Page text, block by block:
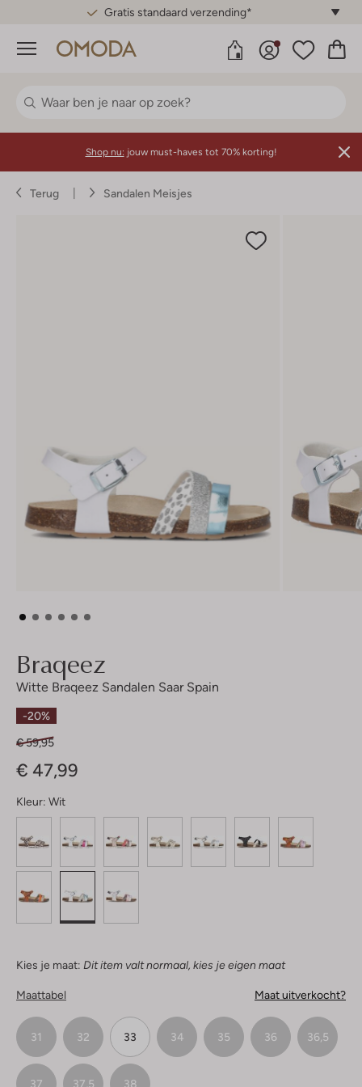
Gratis standaard verzending*
Menu
Shop nu: jouw must-haves tot 70% korting!
Terug Sandalen Meisjes
Braqeez
Witte Braqeez Sandalen Saar Spain
-20%
€ 59,95
€ 47,99
Kleur: Wit
Kies je maat: Dit item valt normaal, kies je eigen maat
Maattabel Maat uitverkocht?
31 32 33 34 35 36 36,5
37 37,5 38